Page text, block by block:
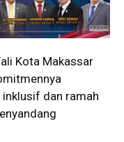
Kota Makassar
dan ramah